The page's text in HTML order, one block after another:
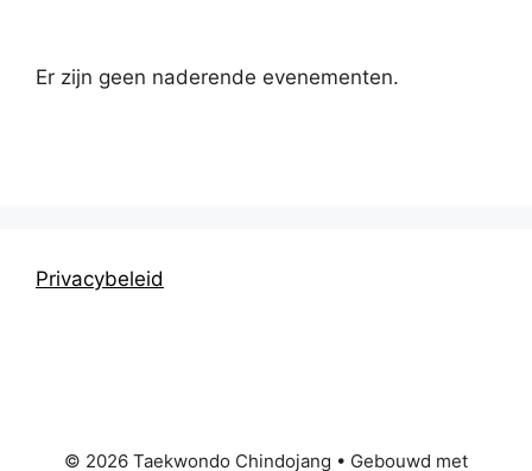
Er zijn geen naderende evenementen.
Privacybeleid
© 2026 Taekwondo Chindojang • Gebouwd met